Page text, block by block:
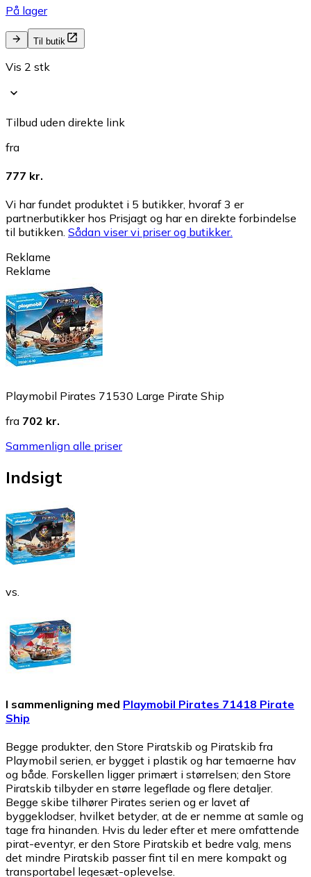
På lager
Til butik
Vis 2 stk
Tilbud uden direkte link
fra
777 kr.
Vi har fundet produktet i 5 butikker, hvoraf 3 er
partnerbutikker hos Prisjagt og har en direkte forbindelse
til butikken. Sådan viser vi priser og butikker.
Reklame
Reklame
Playmobil Pirates 71530 Large Pirate Ship
fra 702 kr.
Sammenlign alle priser
Indsigt
vs.
I sammenligning med Playmobil Pirates 71418 Pirate
Ship
Begge produkter, den Store Piratskib og Piratskib fra
Playmobil serien, er bygget i plastik og har temaerne hav
og både. Forskellen ligger primært i størrelsen; den Store
Piratskib tilbyder en større legeflade og flere detaljer.
Begge skibe tilhører Pirates serien og er lavet af
byggeklodser, hvilket betyder, at de er nemme at samle og
tage fra hinanden. Hvis du leder efter et mere omfattende
pirat-eventyr, er den Store Piratskib et bedre valg, mens
det mindre Piratskib passer fint til en mere kompakt og
transportabel legesæt-oplevelse.